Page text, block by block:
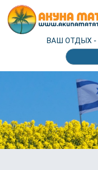
ВАШ ОТДЫХ -